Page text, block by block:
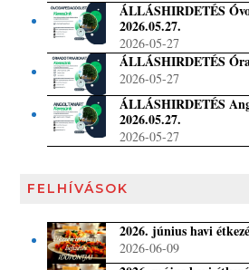
ÁLLÁSHIRDETÉS
2026.05.27.
2026-05-27
ÁLLÁSHIRDETÉS
2026-05-27
ÁLLÁSHIRDETÉS
2026.05.27.
2026-05-27
FELHÍVÁSOK
2026. június havi
2026-06-09